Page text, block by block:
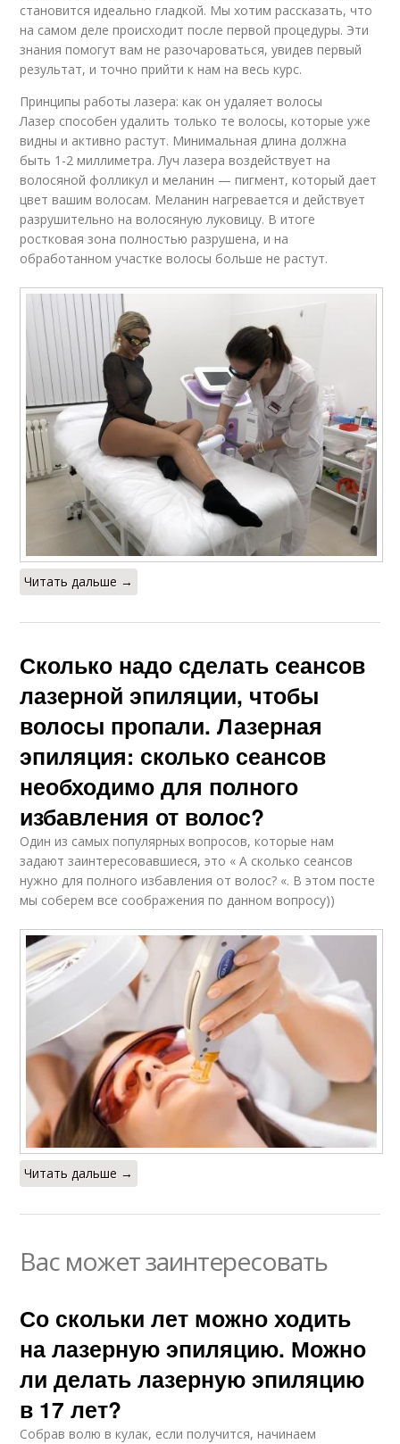
становится идеально гладкой. Мы хотим рассказать, что
на самом деле происходит после первой процедуры. Эти
знания помогут вам не разочароваться, увидев первый
результат, и точно прийти к нам на весь курс.
Принципы работы лазера: как он удаляет волосы
Лазер способен удалить только те волосы, которые уже
видны и активно растут. Минимальная длина должна
быть 1-2 миллиметра. Луч лазера воздействует на
волосяной фолликул и меланин — пигмент, который дает
цвет вашим волосам. Меланин нагревается и действует
разрушительно на волосяную луковицу. В итоге
ростковая зона полностью разрушена, и на
обработанном участке волосы больше не растут.
Читать дальше →
Сколько надо сделать сеансов
лазерной эпиляции, чтобы
волосы пропали. Лазерная
эпиляция: сколько сеансов
необходимо для полного
избавления от волос?
Один из самых популярных вопросов, которые нам
задают заинтересовавшиеся, это « А сколько сеансов
нужно для полного избавления от волос? «. В этом посте
мы соберем все соображения по данном вопросу))
Читать дальше →
Вас может заинтересовать
Со скольки лет можно ходить
на лазерную эпиляцию. Можно
ли делать лазерную эпиляцию
в 17 лет?
Собрав волю в кулак, если получится, начинаем